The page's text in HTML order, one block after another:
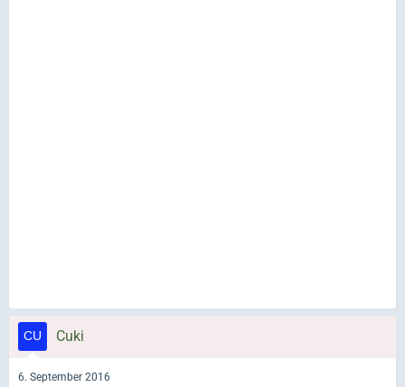
Cuki
6. September 2016